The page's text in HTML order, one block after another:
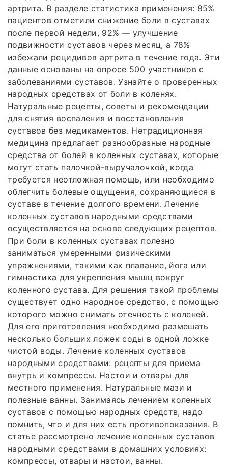
артрита. В разделе статистика применения: 85%
пациентов отметили снижение боли в суставах
после первой недели, 92% — улучшение
подвижности суставов через месяц, а 78%
избежали рецидивов артрита в течение года. Эти
данные основаны на опросе 500 участников с
заболеваниями суставов. Узнайте о проверенных
народных средствах от боли в коленях.
Натуральные рецепты, советы и рекомендации
для снятия воспаления и восстановления
суставов без медикаментов. Нетрадиционная
медицина предлагает разнообразные народные
средства от болей в коленных суставах, которые
могут стать палочкой-выручалочкой, когда
требуется неотложная помощь, или необходимо
облегчить болевые ощущения, сохраняющиеся в
суставе в течение долгого времени. Лечение
коленных суставов народными средствами
осуществляется на основе следующих рецептов.
При боли в коленных суставах полезно
заниматься умеренными физическими
упражнениями, такими как плавание, йога или
гимнастика для укрепления мышц вокруг
коленного сустава. Для решения такой проблемы
существует одно народное средство, с помощью
которого можно снимать отечность с коленей.
Для его приготовления необходимо размешать
несколько больших ложек соды в одной ложке
чистой воды. Лечение коленных суставов
народными средствами: рецепты для приема
внутрь и компрессы. Настои и отвары для
местного применения. Натуральные мази и
полезные ванны. Занимаясь лечением коленных
суставов с помощью народных средств, надо
помнить, что и для них есть противопоказания. В
статье рассмотрено лечение коленных суставов
народными средствами в домашних условиях:
компрессы, отвары и настои, ванны.